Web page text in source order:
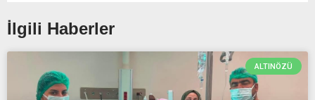
İlgili Haberler
ALTINÖZÜ